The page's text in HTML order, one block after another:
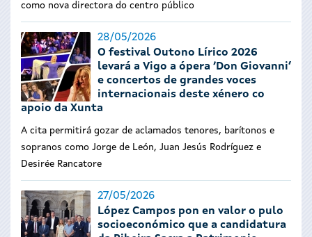
como nova directora do centro público
28/05/2026
O festival Outono Lírico 2026
levará a Vigo a ópera ‘Don Giovanni’
e concertos de grandes voces
internacionais deste xénero co
apoio da Xunta
A cita permitirá gozar de aclamados tenores, barítonos e
sopranos como Jorge de León, Juan Jesús Rodríguez e
Desirée Rancatore
27/05/2026
López Campos pon en valor o pulo
socioeconómico que a candidatura